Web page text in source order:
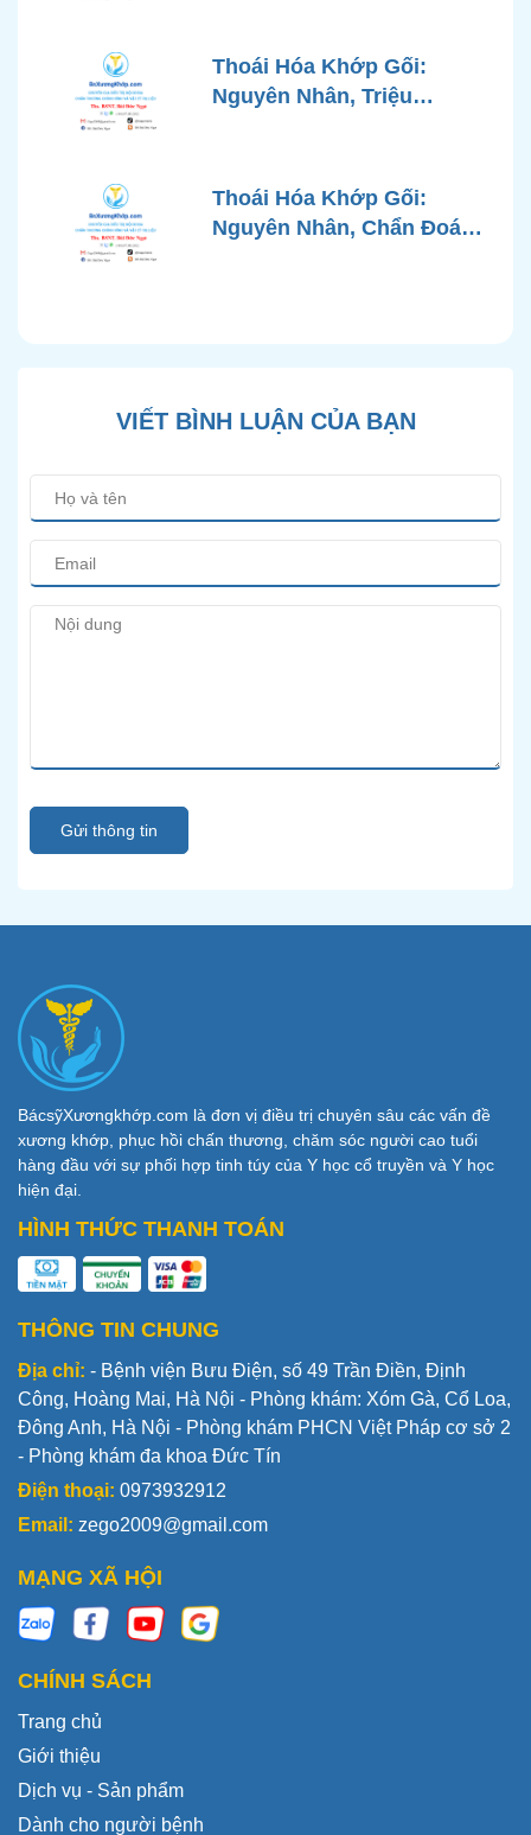
Góc Nhìn Bác Sĩ Xương
Khớp
Thoái Hóa Khớp Gối:
Nguyên Nhân, Triệu
Chuẩn Y Khoa
Thoái Hóa Khớp Gối:
Nguyên Nhân, Chẩn Đoán
VIẾT BÌNH LUẬN CỦA BẠN
Gửi thông tin
BácsỹXươngkhớp.com là đơn vị điều trị chuyên sâu các vấn đề
xương khớp, phục hồi chấn thương, chăm sóc người cao tuổi
hàng đầu với sự phối hợp tinh túy của Y học cổ truyền và Y học
hiện đại.
HÌNH THỨC THANH TOÁN
THÔNG TIN CHUNG
Địa chỉ: - Bệnh viện Bưu Điện, số 49 Trần Điền, Định
Công, Hoàng Mai, Hà Nội - Phòng khám: Xóm Gà, Cổ Loa,
Đông Anh, Hà Nội - Phòng khám PHCN Việt Pháp cơ sở 2
- Phòng khám đa khoa Đức Tín
Điện thoại: 0973932912
Email: zego2009@gmail.com
MẠNG XÃ HỘI
CHÍNH SÁCH
Trang chủ
Giới thiệu
Dịch vụ - Sản phẩm
Dành cho người bệnh